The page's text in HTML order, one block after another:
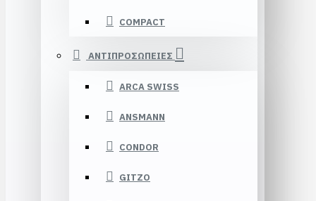
COMPACT
ΑΝΤΙΠΡΟΣΩΠΕΙΕΣ
ARCA SWISS
ANSMANN
CONDOR
GITZO